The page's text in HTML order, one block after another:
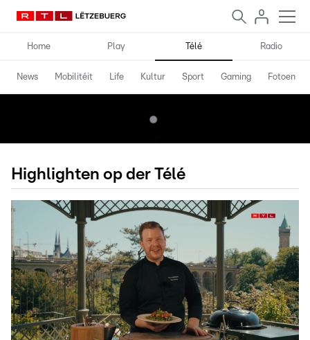
Home Play Télé Radio
News Mobilitéit Life Kultur Sport Gaming Fotoen
Highlighten op der Télé